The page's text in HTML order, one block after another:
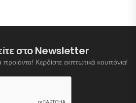
στο Newsletter
Κερδίστε εκπτωτικά κουπόνια!